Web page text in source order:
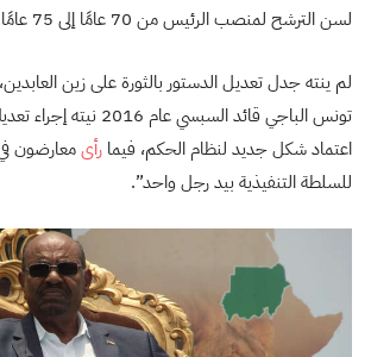
لسن الترشح لمنصب الرئيس من 70 عامًا إلى 75 عامًا.
لم ينته جدل تعديل الدستور بالثورة على زين
تونس الباجي قائد السبسي
اعتماد شكل جديد لنظام الحكم، فيما رأىمعارضون
للسلطة التنفيذية بيد رجل واحد”.